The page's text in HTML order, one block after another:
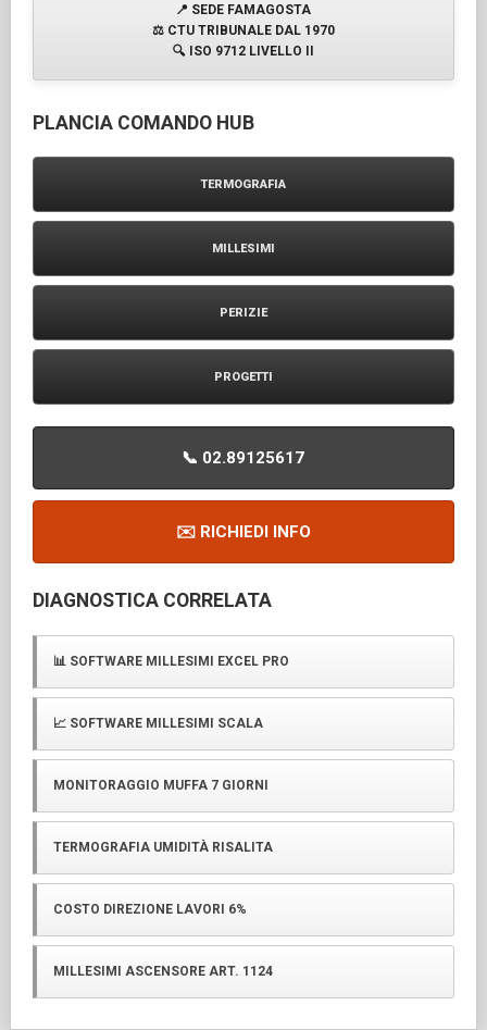
📍 SEDE FAMAGOSTA
⚖️ CTU TRIBUNALE DAL 1970
🔍 ISO 9712 LIVELLO II
PLANCIA COMANDO HUB
TERMOGRAFIA
MILLESIMI
PERIZIE
PROGETTI
📞 02.89125617
✉️ RICHIEDI INFO
DIAGNOSTICA CORRELATA
📊 SOFTWARE MILLESIMI EXCEL PRO
📈 SOFTWARE MILLESIMI SCALA
MONITORAGGIO MUFFA 7 GIORNI
TERMOGRAFIA UMIDITÀ RISALITA
COSTO DIREZIONE LAVORI 6%
MILLESIMI ASCENSORE ART. 1124